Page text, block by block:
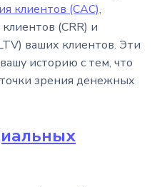
клиентов (CAC),
(CRR) и
ваших клиентов. Эти
историю с тем, что
зрения денежных